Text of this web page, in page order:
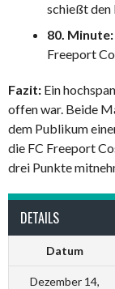
schießt den
80. Minute:
Freeport
Fazit: Ein
offen war. Beide
dem Publikum
die FC Freeport
drei Punkte
DETAILS
Datum
Dezember 14,